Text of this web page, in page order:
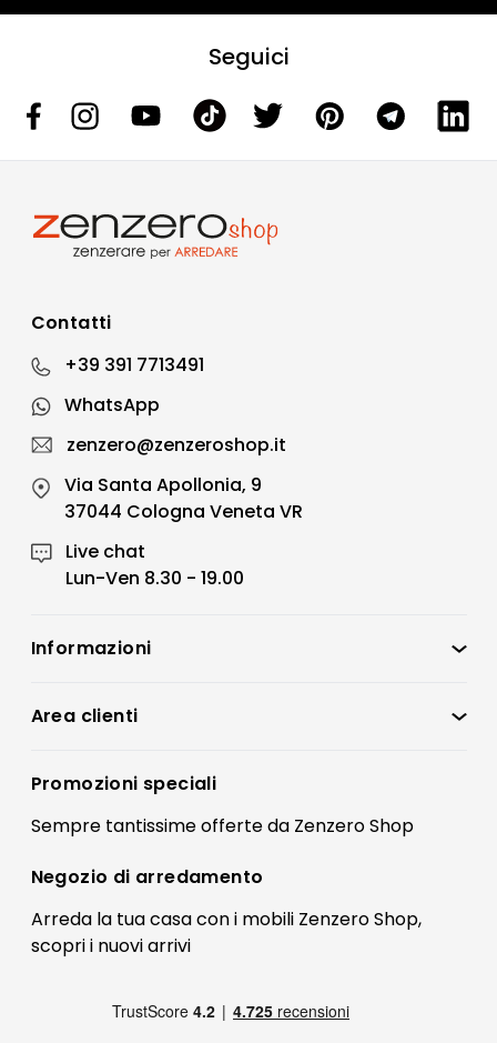
Seguici
Contatti
+39 391 7713491
WhatsApp
zenzero@zenzeroshop.it
Via Santa Apollonia, 9
37044 Cologna Veneta VR
Live chat
Lun-Ven 8.30 - 19.00
Informazioni
Condizioni di vendita
Preferenze Cookies
Termini e condizioni
Contatti
FAQ
Pagamenti
Area clienti
Registrati
Il mio account
Promozioni speciali
Sempre tantissimeofferteda Zenzero Shop
Negozio di arredamento
Arreda la tua casa con i mobili Zenzero Shop,
scopri i nuovi arrivi